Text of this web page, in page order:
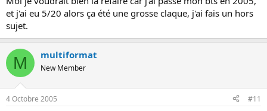
et j'ai eu 5/20 alors ça été une grosse claque, j'ai fais un hors
sujet.
M multiformat
New Member
4 Octobre 2005 #11